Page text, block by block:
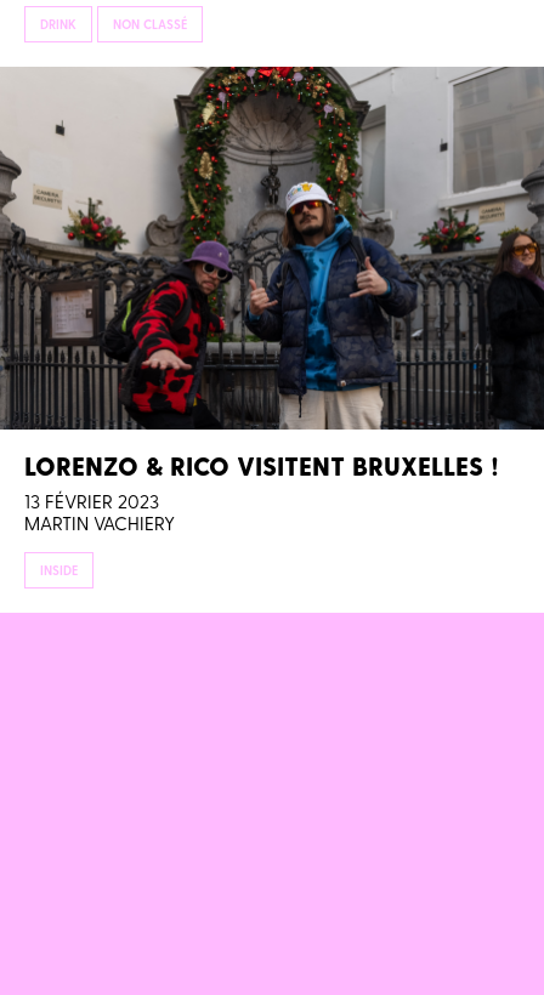
DRINK NON CLASSÉ
LORENZO & RICO VISITENT BRUXELLES !
13 FÉVRIER 2023
MARTIN VACHIERY
INSIDE